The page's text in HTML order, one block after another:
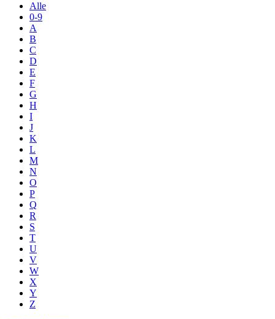
Alle
0-9
A
B
C
D
E
F
G
H
I
J
K
L
M
N
O
P
Q
R
S
T
U
V
W
X
Y
Z